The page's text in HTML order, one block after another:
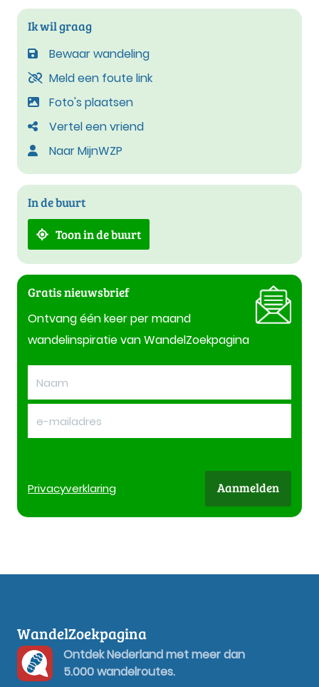
Ik wil graag
Bewaar wandeling
Meld een foute link
Foto's plaatsen
Vertel een vriend
Naar MijnWZP
In de buurt
Toon in de buurt
Gratis nieuwsbrief
Ontvang één keer per maand
wandelinspiratie van WandelZoekpagina
Privacyverklaring Aanmelden
WandelZoekpagina
Ontdek Nederland met meer dan
5.000 wandelroutes.